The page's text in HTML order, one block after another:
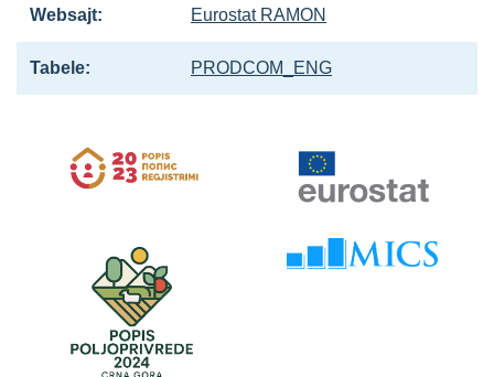
Websajt: Eurostat RAMON
Tabele: PRODCOM_ENG